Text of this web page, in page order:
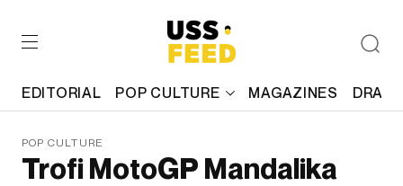
EDITORIAL POP CULTURE MAGAZINES
POP CULTURE
Trofi MotoGP Mandalika